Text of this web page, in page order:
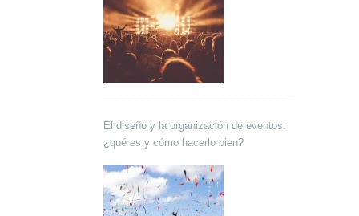
El diseño y la organización de eventos:
¿qué es y cómo hacerlo bien?